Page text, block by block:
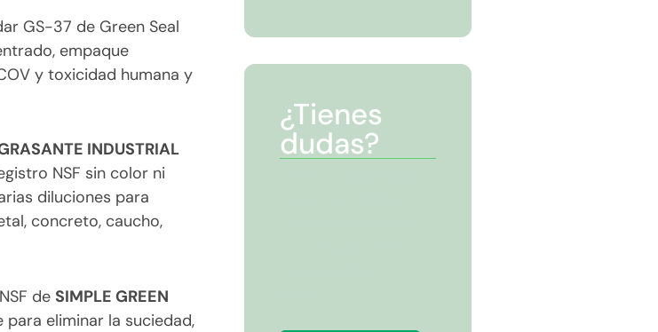
GS-37 de Green Seal
empaque
y toxicidad humana y
INDUSTRIAL
NSF sin color ni
diluciones para
concreto, caucho,
de SIMPLE GREEN
eliminar la suciedad,
¿Tienes
dudas?